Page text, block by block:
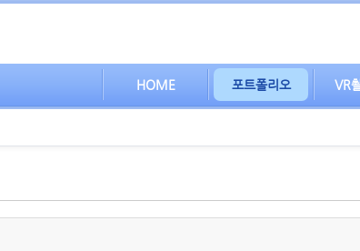
HOME 포트폴리오 VR